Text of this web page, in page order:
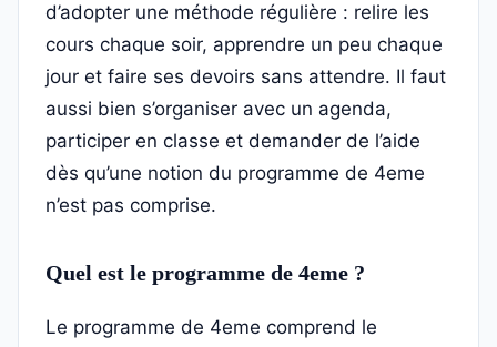
d’adopter une méthode régulière : relire les
cours chaque soir, apprendre un peu chaque
jour et faire ses devoirs sans attendre. Il faut
aussi bien s’organiser avec un agenda,
participer en classe et demander de l’aide
dès qu’une notion du programme de 4eme
n’est pas comprise.
Quel est le programme de 4eme ?
Le programme de 4eme comprend le